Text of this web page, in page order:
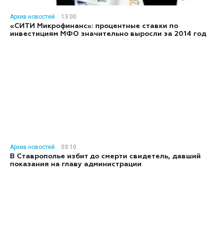
Архив новостей
13:00
«СИТИ Микрофинанс»: процентные ставки по
инвестициям МФО значительно выросли за 2014 год
Архив новостей
03:10
В Ставрополье избит до смерти свидетель, давший
показания на главу администрации